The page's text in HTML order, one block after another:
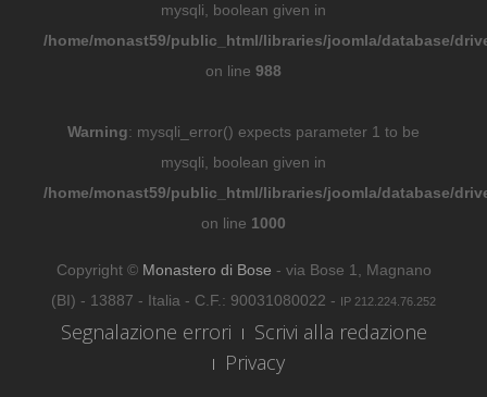
mysqli, boolean given in
/home/monast59/public_html/libraries/joomla/database/
on line 988
Warning: mysqli_error() expects parameter 1 to be
mysqli, boolean given in
/home/monast59/public_html/libraries/joomla/database/
on line 1000
Copyright © Monastero di Bose - via Bose 1, Magnano
(BI) - 13887 - Italia - C.F.: 90031080022 - IP 212.224.76.252
Segnalazione errori
Scrivi alla redazione
Privacy